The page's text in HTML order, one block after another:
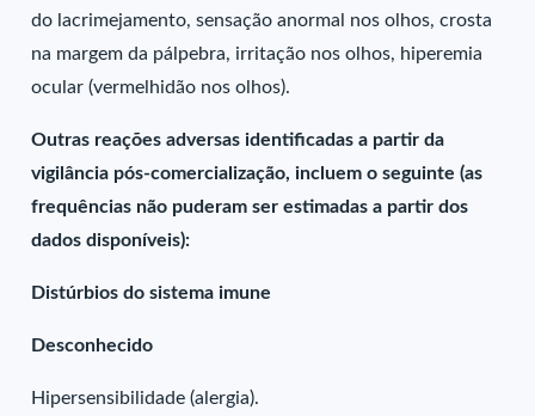
do lacrimejamento, sensação anormal nos olhos, crosta
na margem da pálpebra, irritação nos olhos, hiperemia
ocular (vermelhidão nos olhos).
Outras reações adversas identificadas a partir da
vigilância pós-comercialização, incluem o seguinte (as
frequências não puderam ser estimadas a partir dos
dados disponíveis):
Distúrbios do sistema imune
Desconhecido
Hipersensibilidade (alergia).